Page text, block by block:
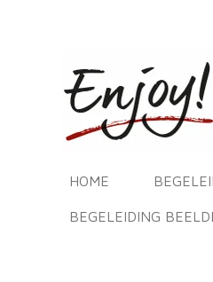
hoofdinhoud
HOME
BEGELEIDING